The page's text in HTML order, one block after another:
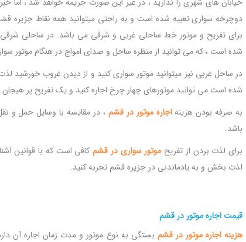
دوچرخه سواری تعبیه شده است و به راحتی میتوانید همه نقاط جزیره
شده است ، که می توانید از منظره ساحل و صدای امواج در هنگام موتور
در ساحل غربی نیز میتوانید موتور سواری کنید و از دیدن غروب خورشید
شده است می توانید موتورهای چهار چرخ اجاره کنید و یک تفریح پر هیجان
به صرفه بودن هزینهاجاره موتور در قشم ، در مقایسه با وسایل حمل و
باشد.
برای لذت بردن از تفریح موتور سواری در قشمکافی است که با قوانین
لذت بخش و به یادماندنی در جزیره قشم تجربه کنید.
قیمت اجاره موتور در قشم
هزینه اجاره موتور در قشم بستگی به نوع موتور و مدت زمان اجاره آن